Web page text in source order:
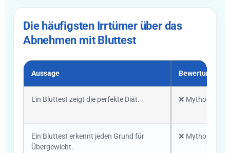
Die häufigsten Irrtümer über das
Abnehmen mit Bluttest
Aussage Bewertung
Ein Bluttest zeigt die perfekte Diät. ❌ Mythos
Ein Bluttest erkennt jeden Grund für
Übergewicht.
❌ Mythos